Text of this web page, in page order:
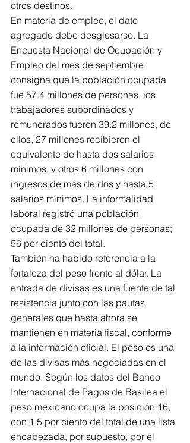
otros destinos.
En materia de empleo, el dato
agregado debe desglosarse. La
Encuesta Nacional de Ocupación y
Empleo del mes de septiembre
consigna que la población ocupada
fue 57.4 millones de personas, los
trabajadores subordinados y
remunerados fueron 39.2 millones, de
ellos, 27 millones recibieron el
equivalente de hasta dos salarios
mínimos, y otros 6 millones con
ingresos de más de dos y hasta 5
salarios mínimos. La informalidad
laboral registró una población
ocupada de 32 millones de personas;
56 por ciento del total.
También ha habido referencia a la
fortaleza del peso frente al dólar. La
entrada de divisas es una fuente de tal
resistencia junto con las pautas
generales que hasta ahora se
mantienen en materia fiscal, conforme
a la información oficial. El peso es una
de las divisas más negociadas en el
mundo. Según los datos del Banco
Internacional de Pagos de Basilea el
peso mexicano ocupa la posición 16,
con 1.5 por ciento del total de una lista
encabezada, por supuesto, por el